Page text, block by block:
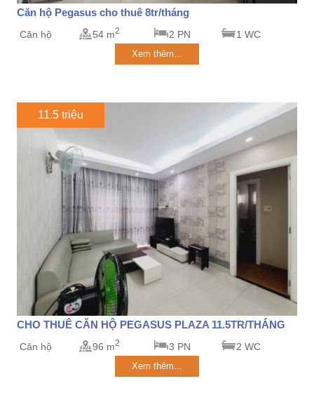
Căn hộ Pegasus cho thuê 8tr/tháng
Căn hộ 54 m2 2 PN 1 WC
Xem thêm...
11.5 triệu
CHO THUÊ CĂN HỘ PEGASUS PLAZA 11.5TR/THÁNG
Căn hộ 96 m2 3 PN 2 WC
Xem thêm...